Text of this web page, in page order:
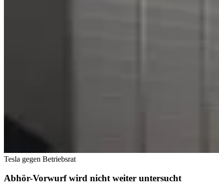
Tesla gegen Betriebsrat
Abhör-Vorwurf wird nicht weiter untersucht